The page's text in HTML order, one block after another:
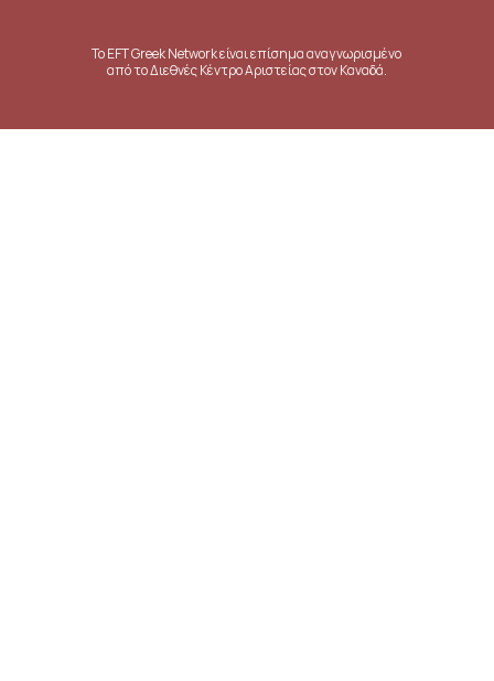
Το EFT Greek Network είναι επίσημα αναγνωρισμένο
από το Διεθνές Κέντρο Αριστείας στον Καναδά.